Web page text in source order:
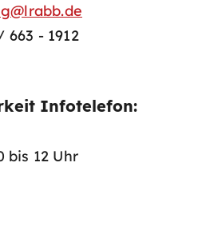
663 - 1912
Infotelefon:
bis 12 Uhr